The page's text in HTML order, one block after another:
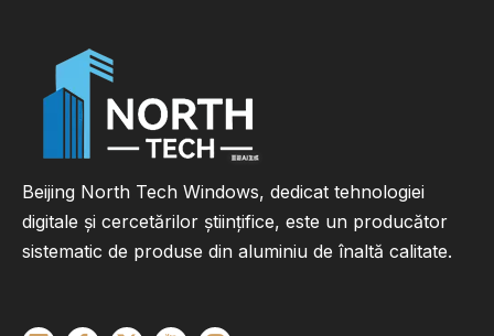
Beijing North Tech Windows, dedicat tehnologiei
digitale și cercetărilor științifice, este un producător
sistematic de produse din aluminiu de înaltă calitate.